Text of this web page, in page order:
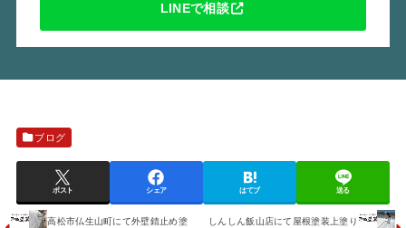
LINEで相談
ブログ
ポスト シェア はてブ 送る
高松市仏生山町にて外壁錆止め塗
しんしん飯山店にて屋根塗装上塗り